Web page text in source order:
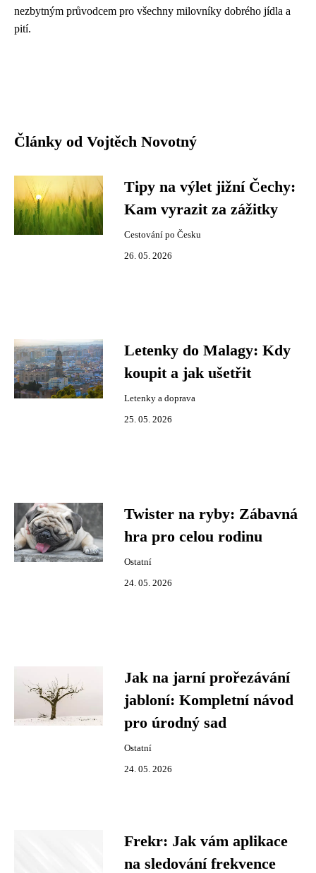
nezbytným průvodcem pro všechny milovníky dobrého jídla a
pití.
Články od Vojtěch Novotný
Tipy na výlet jižní Čechy:
Kam vyrazit za zážitky
Cestování po Česku
26. 05. 2026
Letenky do Malagy: Kdy
koupit a jak ušetřit
Letenky a doprava
25. 05. 2026
Twister na ryby: Zábavná
hra pro celou rodinu
Ostatní
24. 05. 2026
Jak na jarní prořezávání
jabloní: Kompletní návod
pro úrodný sad
Ostatní
24. 05. 2026
Frekr: Jak vám aplikace
na sledování frekvence